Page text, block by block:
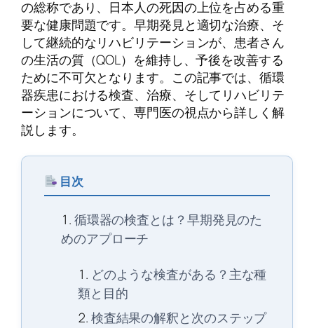
の総称であり、日本人の死因の上位を占める重
要な健康問題です。早期発見と適切な治療、そ
して継続的なリハビリテーションが、患者さん
の生活の質（QOL）を維持し、予後を改善する
ために不可欠となります。この記事では、循環
器疾患における検査、治療、そしてリハビリテ
ーションについて、専門医の視点から詳しく解
説します。
目次
循環器の検査とは？早期発見のた
めのアプローチ
どのような検査がある？主な種
類と目的
検査結果の解釈と次のステップ